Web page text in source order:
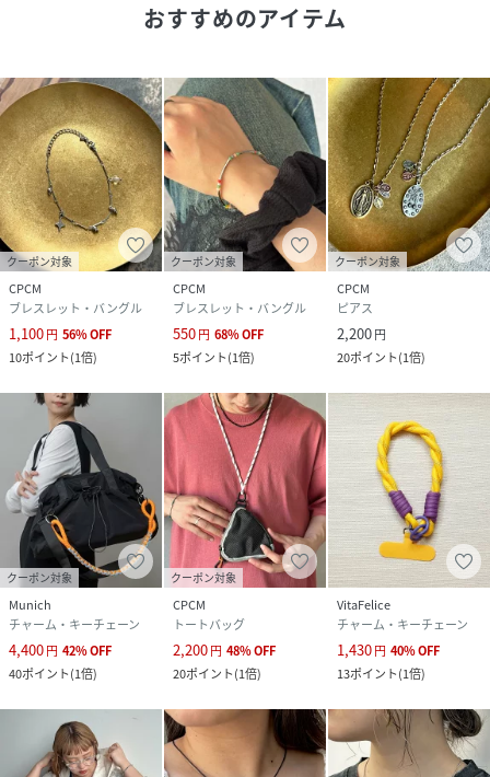
いは商品についておりますアテンションタグを必ずご確認く
仕様、加工、サイズが若干異なる場合がございます。また、
可能な限り実物に近いカラーにて掲載していますが、使用し
ているパソコンのモニター設定や、
携帯電話のメーカー・機種により実際のカラーと異なって見
える場合がございます。予めご了承ください。
レディース
原産国 韓国
サイズ FREE
品番
RX1046_PGL1061411A0001
(PGL1061411A0001-4-1 RX1046
おすすめのアイテム
クーポン対象
CPCM
ブレスレット・バングル
1,100円 56%OFF
10ポイント(1倍)
クーポン対象
CPCM
ブレスレット・バングル
550円 68%OFF
5ポイント(1倍)
クーポン対象
CPCM
ピアス
2,200円
20ポイント(1倍)
クーポン対象
Munich
チャーム・キーチェーン
4,400円 42%OFF
40ポイント(1倍)
クーポン対象
CPCM
トートバッグ
2,200円 48%OFF
20ポイント(1倍)
VitaFelice
チャーム・キーチェーン
1,430円 40%OFF
13ポイント(1倍)